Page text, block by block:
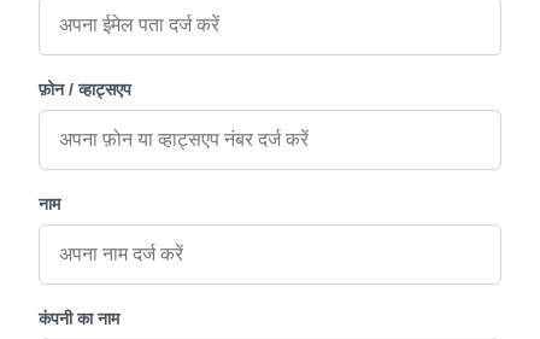
फ़ोन / व्हाट्सएप
नाम
कंपनी का नाम